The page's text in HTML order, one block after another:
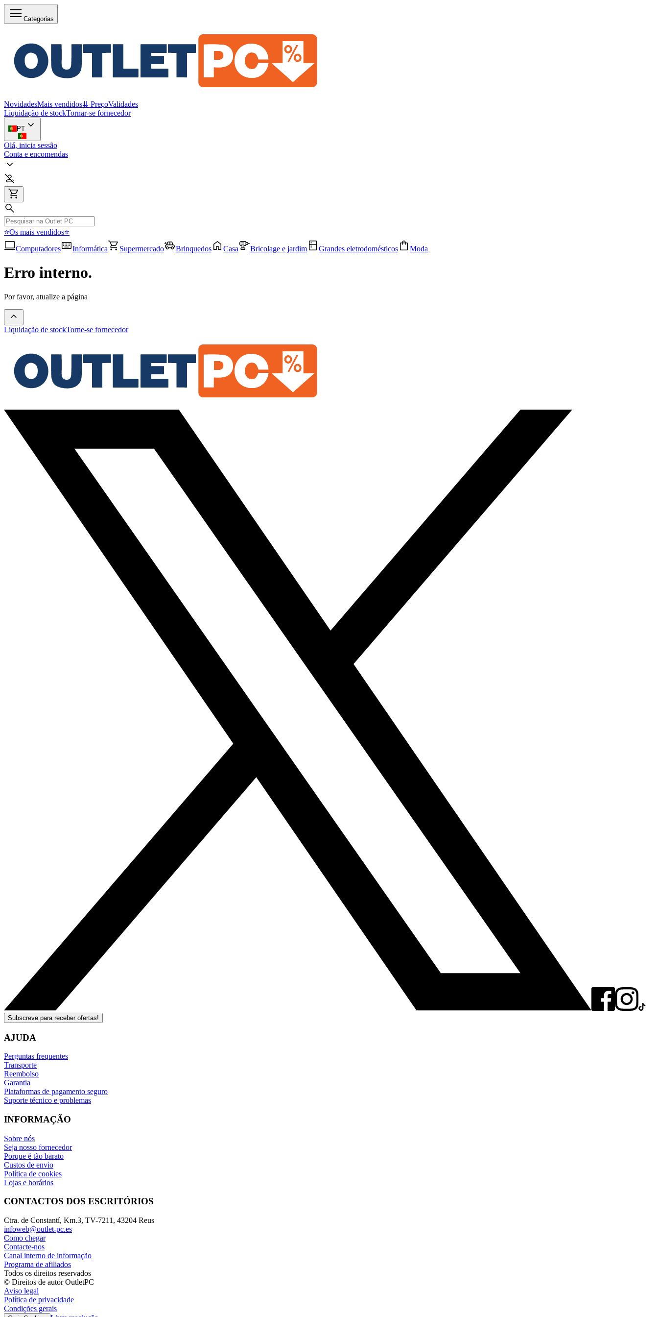
Categorias
NovidadesMais vendidos⇊ PreçoValidades
Liquidação de stockTornar-se fornecedor
PT
Olá, inicia sessão
Conta e encomendas
⭐Os mais vendidos⭐
Computadores
Informática Supermercado Brinquedos Casa Bricolage e jardim Grandes eletrodomésticos Moda
Erro interno.
Por favor, atualize a página
Liquidação de stockTorne-se fornecedor
Subscreve para receber ofertas!
AJUDA
Perguntas frequentes
Transporte
Reembolso
Garantia
Plataformas de pagamento seguro
Suporte técnico e problemas
INFORMAÇÃO
Sobre nós
Seja nosso fornecedor
Porque é tão barato
Custos de envio
Política de cookies
Lojas e horários
CONTACTOS DOS ESCRITÓRIOS
Ctra. de Constantí, Km.3, TV-7211, 43204 Reus
infoweb@outlet-pc.es
Como chegar
Contacte-nos
Canal interno de informação
Programa de afiliados
Todos os direitos reservados
© Direitos de autor OutletPC
Aviso legal
Política de privacidade
Condições gerais